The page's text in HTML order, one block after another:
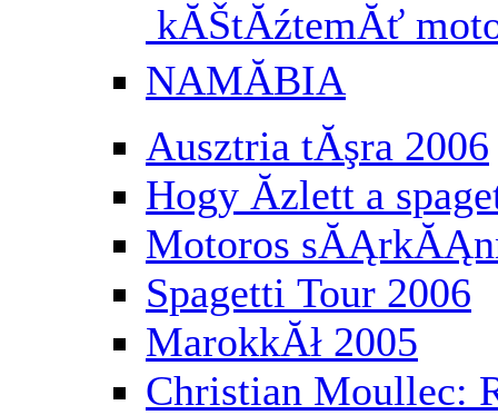
kĂŠtĂźtemĂť
NAMĂBIA
Ausztria tĂşra 2006
Hogy Ă­zlett a
Motoros
Spagetti Tour 2006
MarokkĂł 2005
Christian Moullec: